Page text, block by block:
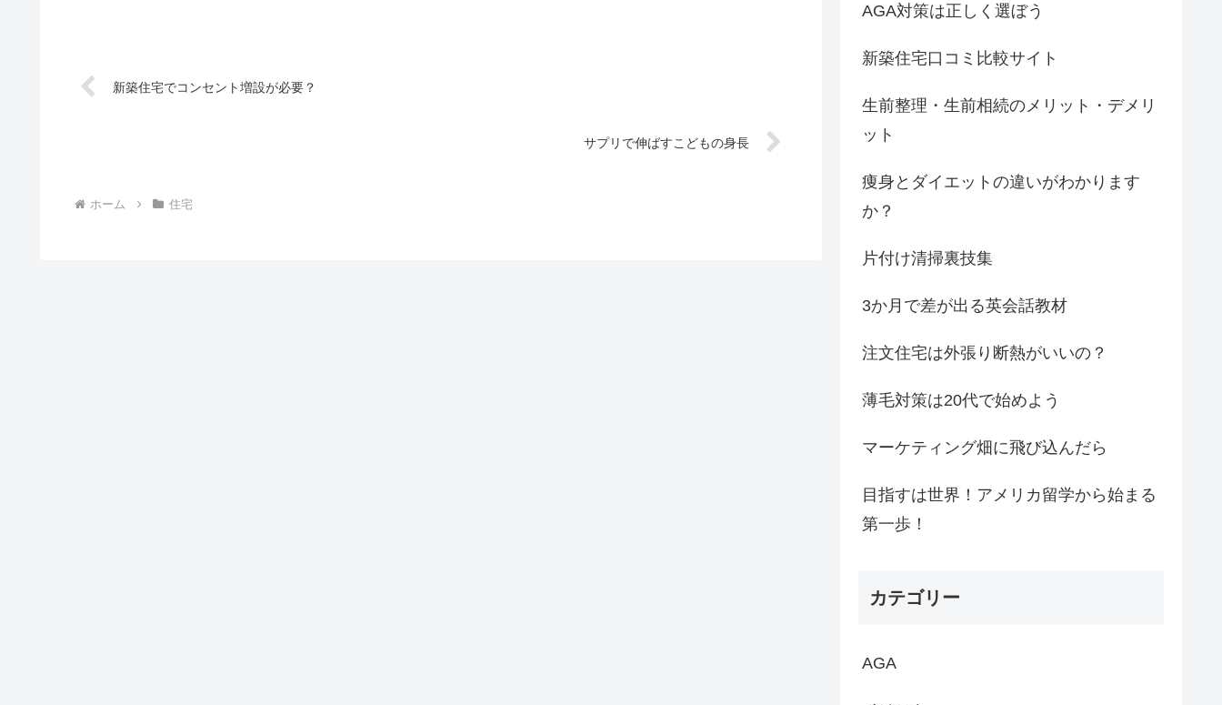
新築住宅でコンセント増設が必要？
サプリで伸ばすこどもの身長
ホーム 住宅
AGA対策は正しく選ぼう
新築住宅口コミ比較サイト
生前整理・生前相続のメリット・デメリ
ット
痩身とダイエットの違いがわかります
か？
片付け清掃裏技集
3か月で差が出る英会話教材
注文住宅は外張り断熱がいいの？
薄毛対策は20代で始めよう
マーケティング畑に飛び込んだら
目指すは世界！アメリカ留学から始まる
第一歩！
カテゴリー
AGA